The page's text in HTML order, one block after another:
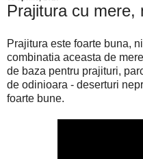
Prajitura cu mere,
Prajitura este foarte buna,
combinatia aceasta de
de baza pentru prajituri,
de odinioara - deserturi
foarte bune.